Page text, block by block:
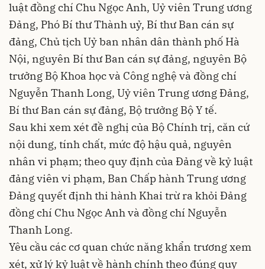
luật đồng chí Chu Ngọc Anh, Uỷ viên Trung ương
Đảng, Phó Bí thư Thành uỷ, Bí thư Ban cán sự
đảng, Chủ tịch Uỷ ban nhân dân thành phố Hà
Nội, nguyên Bí thư Ban cán sự đảng, nguyên Bộ
trưởng Bộ Khoa học và Công nghệ và đồng chí
Nguyễn Thanh Long, Uỷ viên Trung ương Đảng,
Bí thư Ban cán sự đảng, Bộ trưởng Bộ Y tế.
Sau khi xem xét đề nghị của Bộ Chính trị, căn cứ
nội dung, tính chất, mức độ hậu quả, nguyên
nhân vi phạm; theo quy định của Đảng về kỷ luật
đảng viên vi phạm, Ban Chấp hành Trung ương
Đảng quyết định thi hành Khai trừ ra khỏi Đảng
đồng chí Chu Ngọc Anh và đồng chí Nguyễn
Thanh Long.
Yêu cầu các cơ quan chức năng khẩn trương xem
xét, xử lý kỷ luật về hành chính theo đúng quy